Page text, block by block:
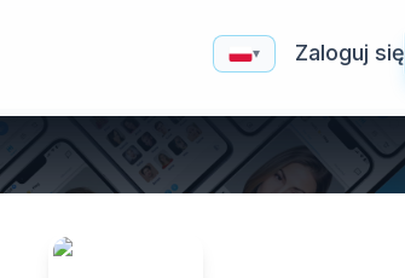
▾ Zaloguj się